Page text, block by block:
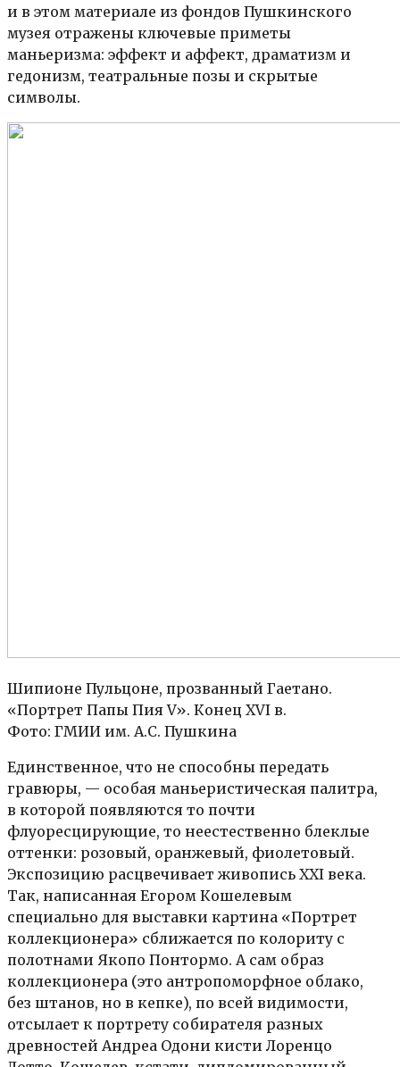
и в этом материале из фондов Пушкинского
музея отражены ключевые приметы
маньеризма: эффект и аффект, драматизм и
гедонизм, театральные позы и скрытые
символы.
Шипионе Пульцоне, прозванный Гаетано.
«Портрет Папы Пия V». Конец XVI в.
Фото: ГМИИ им. А.С. Пушкина
Единственное, что не способны передать
гравюры, — особая маньеристическая палитра,
в которой появляются то почти
флуоресцирующие, то неестественно блеклые
оттенки: розовый, оранжевый, фиолетовый.
Экспозицию расцвечивает живопись XXI века.
Так, написанная Егором Кошелевым
специально для выставки картина «Портрет
коллекционера» сближается по колориту с
полотнами Якопо Понтормо. А сам образ
коллекционера (это антропоморфное облако,
без штанов, но в кепке), по всей видимости,
отсылает к портрету собирателя разных
древностей Андреа Одони кисти Лоренцо